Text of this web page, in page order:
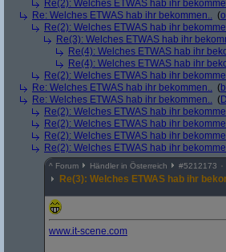
Re(2): Welches ETWAS hab ihr
Re: Welches ETWAS hab ihr bekommen.. (
Re(2): Welches ETWAS hab ihr
Re(3): Welches ETWAS hab ihr
Re(4): Welches ETWAS hab ihr
Re(4): Welches ETWAS hab ihr
Re(2): Welches ETWAS hab ihr
Re: Welches ETWAS hab ihr bekommen.. (
Re: Welches ETWAS hab ihr bekommen.. (
Re(2): Welches ETWAS hab ihr
Re(2): Welches ETWAS hab ihr
Re(2): Welches ETWAS hab ihr
Re(2): Welches ETWAS hab ihr
^ Forum Händler in Österreich #5212173
Re(3): Welches ETWAS hab ihr
www.it-scene.com